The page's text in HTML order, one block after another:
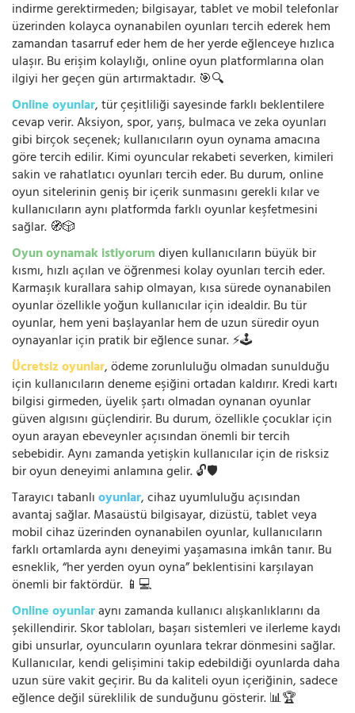
indirme gerektirmeden; bilgisayar, tablet ve mobil telefonlar
üzerinden kolayca oynanabilen oyunları tercih ederek hem
zamandan tasarruf eder hem de her yerde eğlenceye hızlıca
ulaşır. Bu erişim kolaylığı, online oyun platformlarına olan
ilgiyi her geçen gün artırmaktadır. 🎯🔍
Online oyunlar, tür çeşitliliği sayesinde farklı beklentilere
cevap verir. Aksiyon, spor, yarış, bulmaca ve zeka oyunları
gibi birçok seçenek; kullanıcıların oyun oynama amacına
göre tercih edilir. Kimi oyuncular rekabeti severken, kimileri
sakin ve rahatlatıcı oyunları tercih eder. Bu durum, online
oyun sitelerinin geniş bir içerik sunmasını gerekli kılar ve
kullanıcıların aynı platformda farklı oyunlar keşfetmesini
sağlar. 🧭🎲
Oyun oynamak istiyorumdiyen kullanıcıların büyük bir
kısmı, hızlı açılan ve öğrenmesi kolay oyunları tercih eder.
Karmaşık kurallara sahip olmayan, kısa sürede oynanabilen
oyunlar özellikle yoğun kullanıcılar için idealdir. Bu tür
oyunlar, hem yeni başlayanlar hem de uzun süredir oyun
oynayanlar için pratik bir eğlence sunar. ⚡🕹️
Ücretsiz oyunlar, ödeme zorunluluğu olmadan sunulduğu
için kullanıcıların deneme eşiğini ortadan kaldırır. Kredi kartı
bilgisi girmeden, üyelik şartı olmadan oynanan oyunlar
güven algısını güçlendirir. Bu durum, özellikle çocuklar için
oyun arayan ebeveynler açısından önemli bir tercih
sebebidir. Aynı zamanda yetişkin kullanıcılar için de risksiz
bir oyun deneyimi anlamına gelir. 🔓🛡️
Tarayıcı tabanlıoyunlar, cihaz uyumluluğu açısından
avantaj sağlar. Masaüstü bilgisayar, dizüstü, tablet veya
mobil cihaz üzerinden oynanabilen oyunlar, kullanıcıların
farklı ortamlarda aynı deneyimi yaşamasına imkân tanır. Bu
esneklik, “her yerden oyun oyna” beklentisini karşılayan
önemli bir faktördür. 📱💻
Online oyunlaraynı zamanda kullanıcı alışkanlıklarını da
şekillendirir. Skor tabloları, başarı sistemleri ve ilerleme kaydı
gibi unsurlar, oyuncuların oyunlara tekrar dönmesini sağlar.
Kullanıcılar, kendi gelişimini takip edebildiği oyunlarda daha
uzun süre vakit geçirir. Bu da kaliteli oyun içeriğinin, sadece
eğlence değil süreklilik de sunduğunu gösterir. 📊🏆